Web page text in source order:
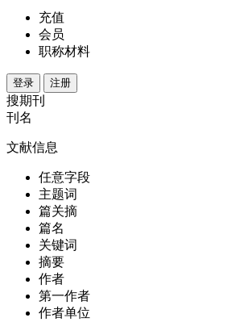
充值
会员
职称材料
登录 注册
搜期刊
刊名
文献信息
任意字段
主题词
篇关摘
篇名
关键词
摘要
作者
第一作者
作者单位